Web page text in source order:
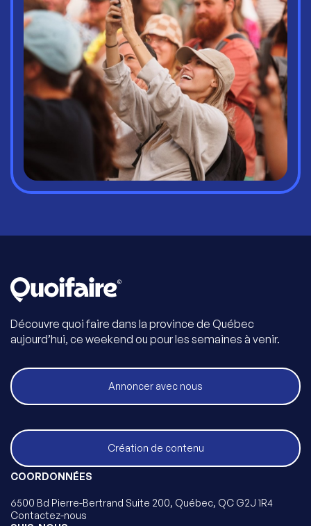
Découvre quoi faire dans la province de Québec
aujourd’hui, ce weekend ou pour les semaines à venir.
Annoncer avec nous
Création de contenu
COORDONNÉES
6500 Bd Pierre-Bertrand Suite 200, Québec, QC G2J 1R4
Contactez-nous